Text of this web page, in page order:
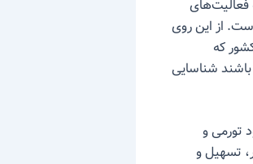
از این روی
که
شناسایی
تورمی و
تسهیل و